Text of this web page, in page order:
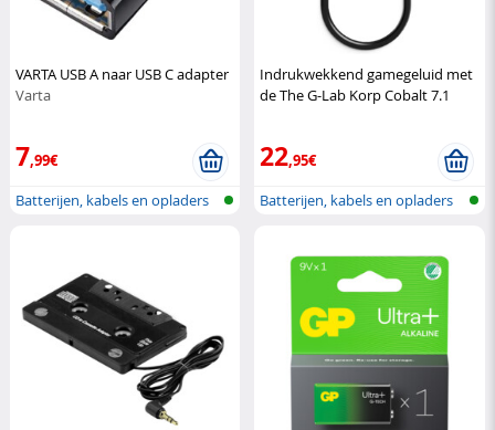
VARTA USB A naar USB C adapter
Varta
7,99€
Batterijen, kabels en opladers
Indrukwekkend gamegeluid met
de The G-Lab Korp Cobalt 7.1
22,95€
Batterijen, kabels en opladers